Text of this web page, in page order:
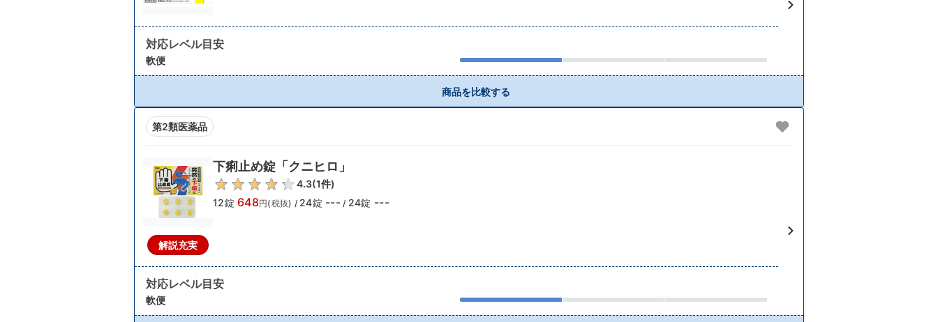
対応レベル目安
軟便
商品を比較する
第2類医薬品
解説充実
下痢止め錠「クニヒロ」
4.3(1件)
12錠 648円(税抜) / 24錠 --- / 24錠 ---
対応レベル目安
軟便